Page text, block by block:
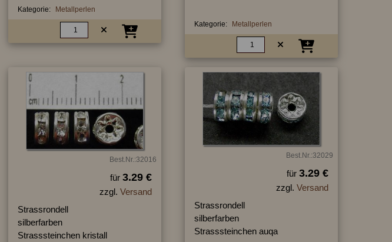
Kategorie: Metallperlen
Kategorie: Metallperlen
Best.Nr.:32016
für 3.29 €
zzgl. Versand
Strassrondell
silberfarben
Strasssteinchen kristall
Best.Nr.:32029
für 3.29 €
zzgl. Versand
Strassrondell
silberfarben
Strasssteinchen auqa